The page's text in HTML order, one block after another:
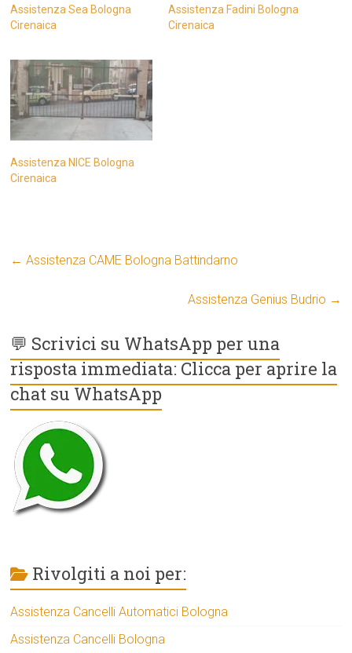
Assistenza Sea Bologna
Cirenaica
Assistenza Fadini Bologna
Cirenaica
Assistenza NICE Bologna
Cirenaica
← Assistenza CAME Bologna Battindarno
Assistenza Genius Budrio →
💬 Scrivici su WhatsApp per una
risposta immediata: Clicca per aprire la
chat su WhatsApp
Rivolgiti a noi per:
Assistenza Cancelli Automatici Bologna
Assistenza Cancelli Bologna